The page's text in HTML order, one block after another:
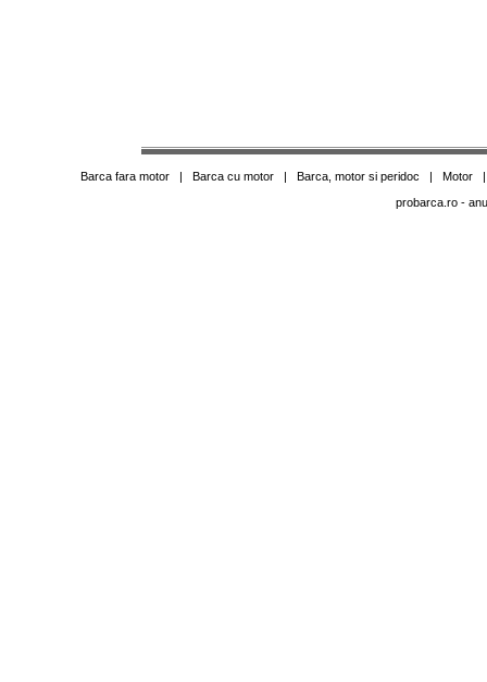
Barca fara motor| Barca cu motor| Barca, motor si peridoc | Motor
probarca.ro-